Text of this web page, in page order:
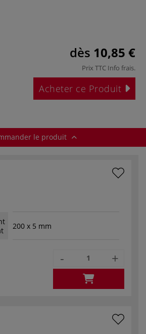
dès 10,85 €
Prix TTC Info frais.
Acheter ce Produit
le produit
200 x 5 mm
- +